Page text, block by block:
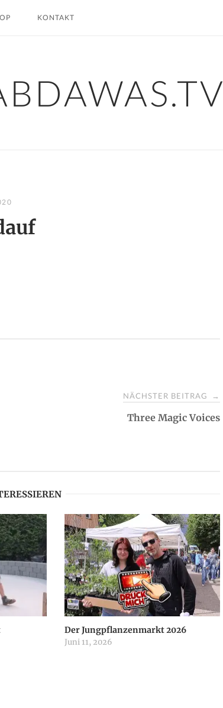
KONTAKT
NÄCHSTER BEITRAG →
Three Magic Voices
Der Jungpflanzenmarkt 2026
Juni 11, 2026